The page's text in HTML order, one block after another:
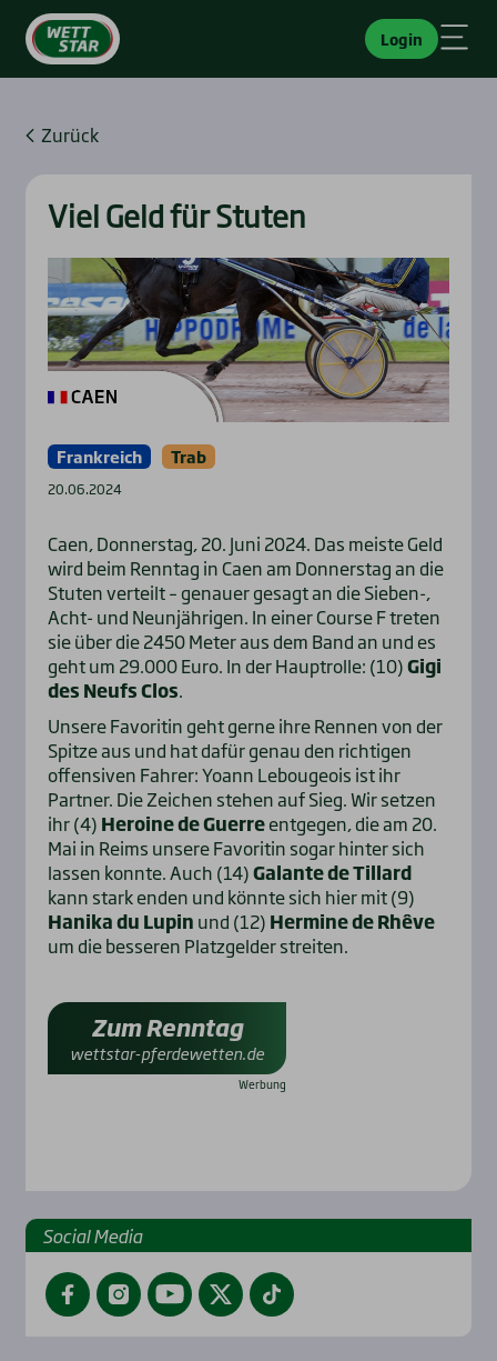
Login
Zurück
Viel Geld für Stu­ten
Frankreich Trab
20.06.2024
Caen, Donnerstag, 20. Juni 2024. Das meiste Geld
wird beim Renntag in Caen am Donnerstag an die
Stuten verteilt – genauer gesagt an die Sieben-,
Acht- und Neunjährigen. In einer Course F treten
sie über die 2450 Meter aus dem Band an und es
geht um 29.000 Euro. In der Hauptrolle: (10)Gigi
des Neufs Clos.
Unsere Favoritin geht gerne ihre Rennen von der
Spitze aus und hat dafür genau den richtigen
offensiven Fahrer: Yoann Lebougeois ist ihr
Partner. Die Zeichen stehen auf Sieg. Wir setzen
ihr (4) Heroine de Guerreentgegen, die am 20.
Mai in Reims unsere Favoritin sogar hinter sich
lassen konnte. Auch (14)Galante de Tillard
kann stark enden und könnte sich hier mit (9)
Hanika du Lupin und (12) Hermine de Rhêve
um die besseren Platzgelder streiten.
Zum Renntag
wettstar-pferdewetten.de
Social Media
FacebookInstagramYouTubeTwitterTikTok